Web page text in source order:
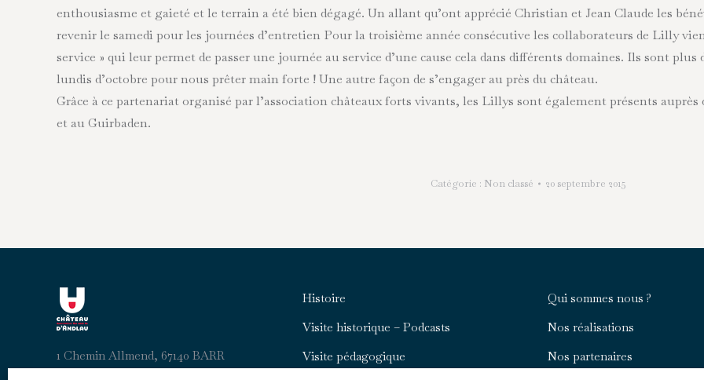
enthousiasme et gaieté et le terrain a été bien dégagé. Un allant qu’ont apprécié Christian et Jean Claude les
revenir le samedi pour les journées d’entretien Pour la troisième année consécutive les collaborateurs de Lilly
service » qui leur permet de passer une journée au service d’une cause cela dans différents domaines. Ils sont
lundis d’octobre pour nous prêter main forte ! Une autre façon de s’engager au près du château.
Grâce à ce partenariat organisé par l’association châteaux forts vivants, les Lillys sont également présents auprès
et au Guirbaden.
Catégorie : Non classé 20 septembre 2015
1 Chemin Allmend, 67140 BARR
Histoire
Visite historique – Podcasts
Visite pédagogique
Qui sommes nous ?
Nos réalisations
Nos partenaires